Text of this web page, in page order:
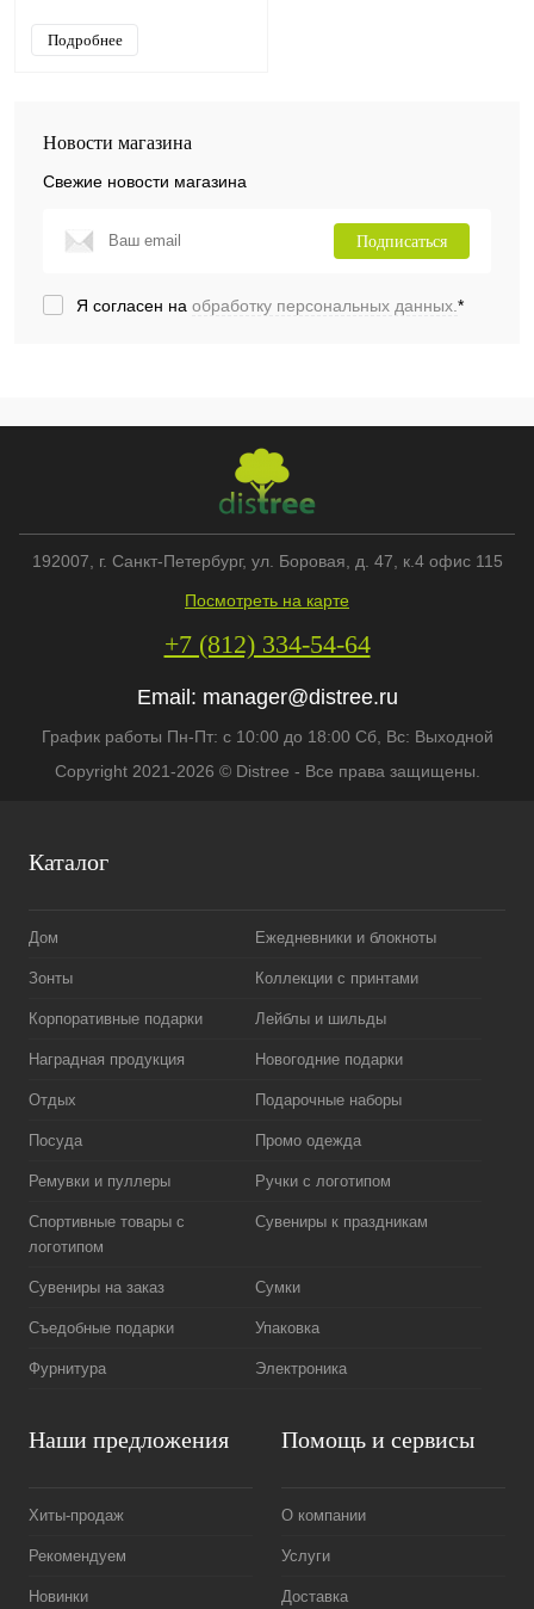
Подробнее
Новости магазина
Свежие новости магазина
Подписаться
Я согласен на обработку персональных данных.*
Каталог
Дом Ежедневники и блокноты
Зонты Коллекции с принтами
Корпоративные подарки Лейблы и шильды
Наградная продукция Новогодние подарки
Отдых Подарочные наборы
Посуда Промо одежда
Ремувки и пуллеры Ручки с логотипом
Спортивные товары с
логотипом
Сувениры к праздникам
Сувениры на заказ Сумки
Съедобные подарки Упаковка
Фурнитура Электроника
Наши предложения
Хиты-продаж
Рекомендуем
Новинки
Помощь и сервисы
О компании
Услуги
Доставка
192007 , г. Санкт-Петербург, ул. Боровая, д. 47, к.4 офис 115
Посмотреть на карте
+7 (812) 334-54-64
Email: manager@distree.ru
График работы Пн-Пт: с 10:00 до 18:00 Сб, Вс: Выходной
Copyright 2021-2026 © Distree - Все права защищены.